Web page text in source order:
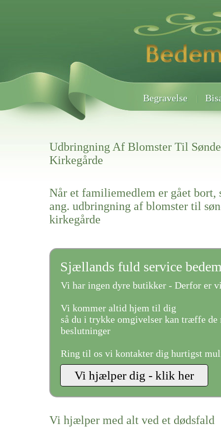
Begravelse
Udbringning Af Blomster Til
Kirkegårde
Når et familiemedlem er gået bort,
ang. udbringning af blomster til
kirkegårde
Sjællands fuld service
Vi har ingen dyre butikker - Derfor er
Vi kommer altid hjem til dig
så du i trykke omgivelser kan træffe de
beslutninger
Ring til os vi kontakter dig hurtigst
Vi hjælper med alt ved et dødsfald